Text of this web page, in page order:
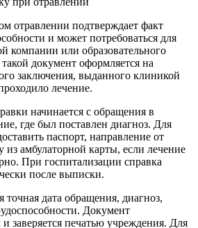
отравлении подтверждает факт
и может потребоваться для
компании или образовательного
документ оформляется на
заключения, выданного клиникой
лечение.
начинается с обращения в
где был поставлен диагноз. Для
паспорт, направление от
из амбулаторной карты, если лечение
При госпитализации справка
после выписки.
точная дата обращения, диагноз,
Документ
заверяется печатью учреждения. Для